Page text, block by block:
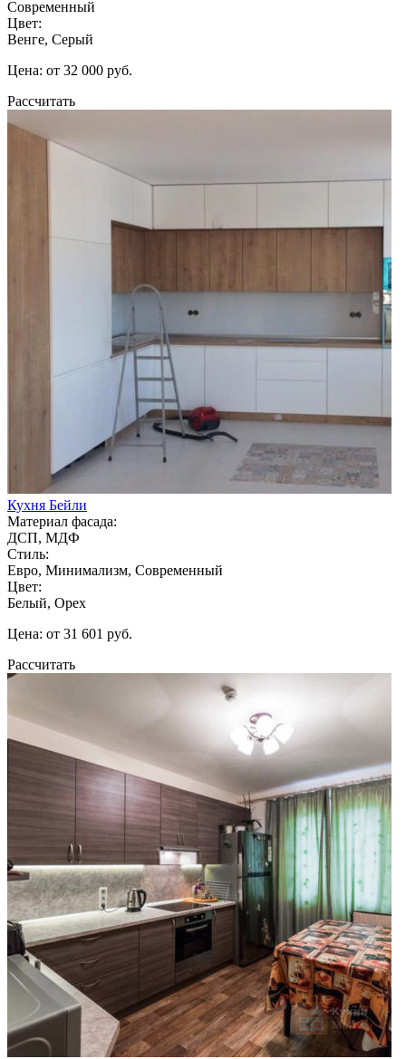
Современный
Цвет:
Венге, Серый
Цена: от 32 000 руб.
Рассчитать
Кухня Бейли
Материал фасада:
ДСП, МДФ
Стиль:
Евро, Минимализм, Современный
Цвет:
Белый, Орех
Цена: от 31 601 руб.
Рассчитать